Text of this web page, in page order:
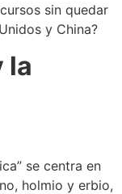
sin quedar
y China?
la
se centra en
holmio y erbio,